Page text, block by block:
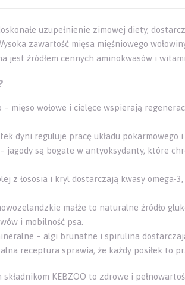
uzupełnienie zimowej diety,
zawartość mięsa mięśniowego
jest źródłem cennych aminokwasów i
– mięso wołowe i cielęce wspierają
dyni reguluje pracę układu pokarmowego
jagody są bogate w antyoksydanty, które
z łososia i kryl dostarczają kwasy omega-
małże to naturalne źródło
i mobilność psa.
– algi brunatne i spirulina
receptura sprawia, że każdy posiłek to
KEBZOO to zdrowe i